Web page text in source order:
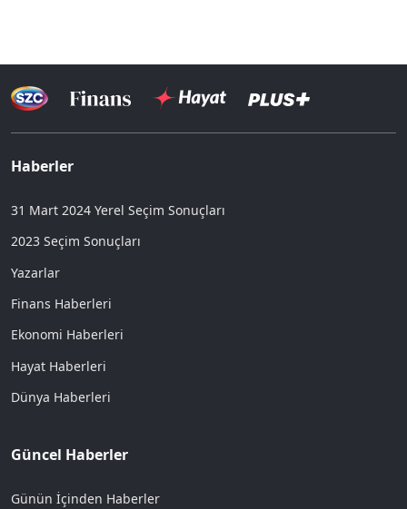
Haberler
31 Mart 2024 Yerel Seçim Sonuçları
2023 Seçim Sonuçları
Yazarlar
Finans Haberleri
Ekonomi Haberleri
Hayat Haberleri
Dünya Haberleri
Güncel Haberler
Günün İçinden Haberler